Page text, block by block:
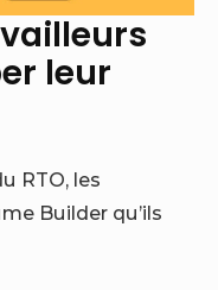
leur
RTO, les
Builder qu’ils